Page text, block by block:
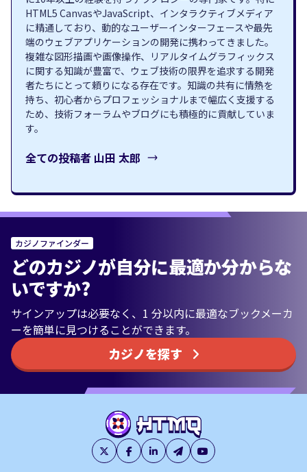
HTML5 CanvasやJavaScript、インタラクティブメディア
に精通しており、動的なユーザーインターフェースや最先
端のウェブアプリケーションの開発に携わってきました。
複雑な図形描画や画像操作、リアルタイムグラフィックス
に関する知識が豊富で、ウェブ技術の限界を追求する開発
者たちにとって頼りになる存在です。知識の共有に情熱を
持ち、初心者からプロフェッショナルまで幅広く支援する
ため、技術フォーラムやブログにも積極的に貢献していま
す。
全ての投稿者 山田 太郎
カジノファインダー
どのカジノが自分に最適か分からな
いですか?
サインアップは必要なく、1 分以内に最適なブックメーカ
ーを簡単に見つけることができます。
カジノを探す